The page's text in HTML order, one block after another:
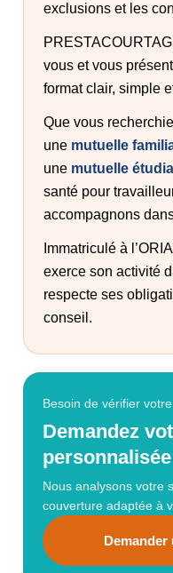
exclusions et les
vous et vous
format clair, simple
Que vous
une mutuelle
une mutuelle
santé pour
accompagnons
Immatriculé à
exerce son activité
respecte ses
conseil.
Besoin de vérifier
Demandez
Nous analysons votre
couverture adaptée à
Demander